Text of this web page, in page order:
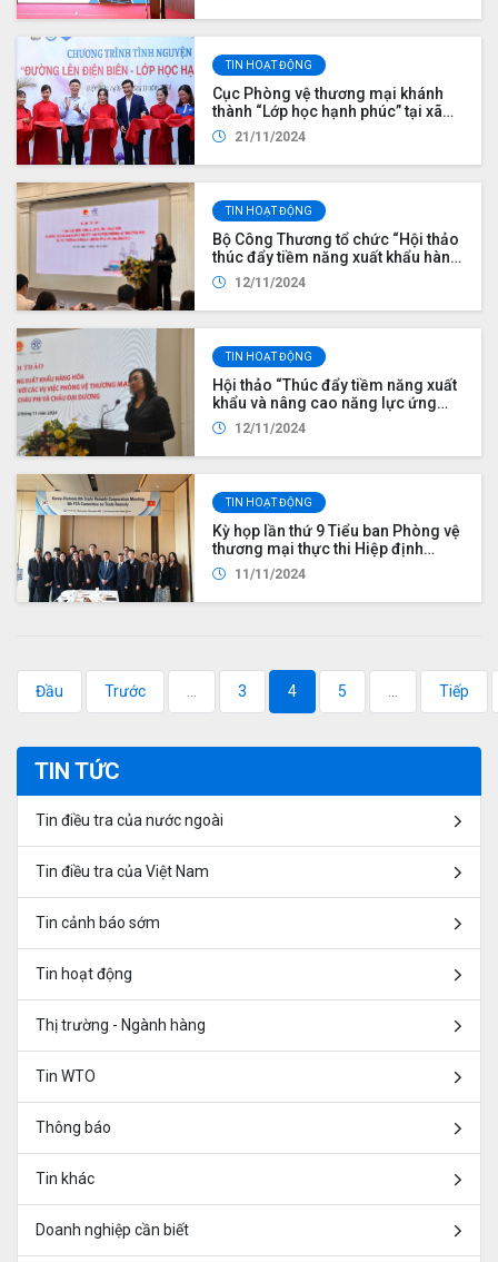
TIN HOẠT ĐỘNG
Cục Phòng vệ thương mại khánh
thành “Lớp học hạnh phúc” tại xã
Núa Ngam, huyện Điện Biên, tỉnh
Điện Biên
21/11/2024
TIN HOẠT ĐỘNG
Bộ Công Thương tổ chức “Hội thảo
thúc đẩy tiềm năng xuất khẩu hàng
hóa và nâng cao năng lực ứng phó
với các vụ việc phòng vệ thương
mại tại thị trường châu Á, châu Phi
và châu Đại Dương”
12/11/2024
TIN HOẠT ĐỘNG
Hội thảo “Thúc đẩy tiềm năng xuất
khẩu và nâng cao năng lực ứng
phó với các vụ việc phòng vệ
thương mại tại thị trường châu Á,
châu Phi và châu Đại Dương” tại
thành phố Hà Nội
12/11/2024
TIN HOẠT ĐỘNG
Kỳ họp lần thứ 9 Tiểu ban Phòng vệ
thương mại thực thi Hiệp định
thương mại tự do Việt Nam - Hàn
Quốc (VKFTA) và Kỳ họp lần thứ 8
Nhóm Công tác chung về Phòng
11/11/2024
Đầu Trước 3 4 5 Tiếp
TIN TỨC
Tin điều tra của nước ngoài
Tin điều tra của Việt Nam
Tin cảnh báo sớm
Tin hoạt động
Thị trường - Ngành hàng
Tin WTO
Thông báo
Tin khác
Doanh nghiệp cần biết